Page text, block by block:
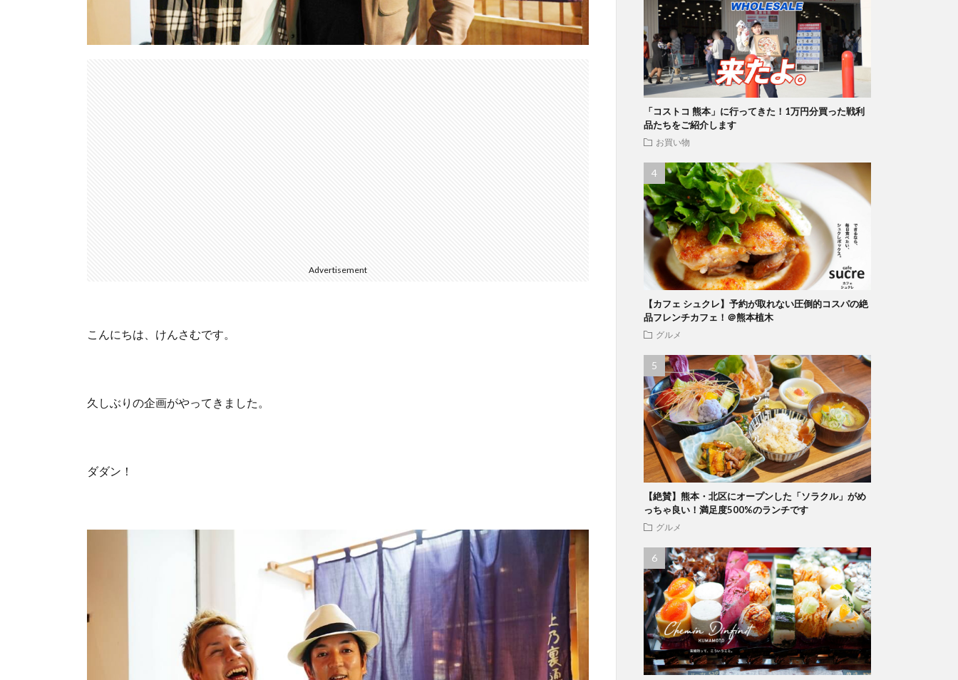
Advertisement
こんにちは、けんさむです。
久しぶりの企画がやってきました。
ダダン！
「コストコ 熊本」に行ってきた！1万円分買った戦利
品たちをご紹介します
お買い物
【カフェ シュクレ】予約が取れない圧倒的コスパの絶
品フレンチカフェ！＠熊本植木
グルメ
【絶賛】熊本・北区にオープンした「ソラクル」がめ
っちゃ良い！満足度500%のランチです
グルメ